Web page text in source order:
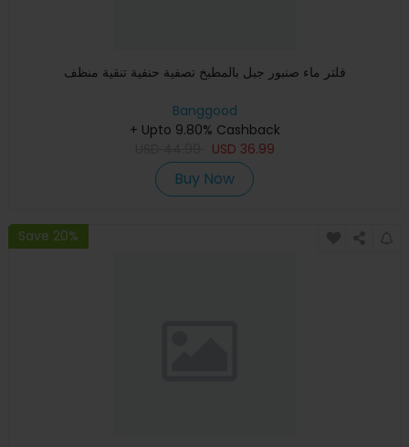
فلتر ماء صنبور جبل بالمطبخ تصفية حنفية تنقية منظف
Banggood
+ Upto 9.80% Cashback
USD 36.99
Buy Now
Save 20%